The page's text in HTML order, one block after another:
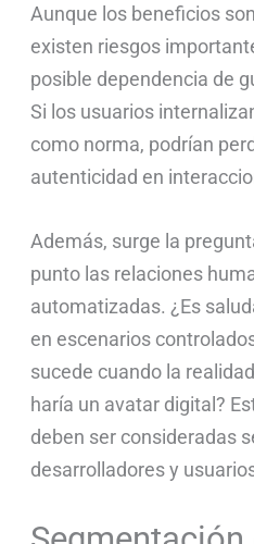
Aunque los beneficios
existen riesgos
posible dependencia de
Si los usuarios
como norma, podrían
autenticidad en
Además, surge la
punto las relaciones
automatizadas. ¿Es
en escenarios
sucede cuando la
haría un avatar digital?
deben ser consideradas
desarrolladores y